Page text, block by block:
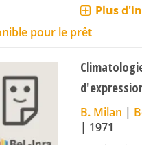
Plus
pour le prêt
B. Milan |
| 1971